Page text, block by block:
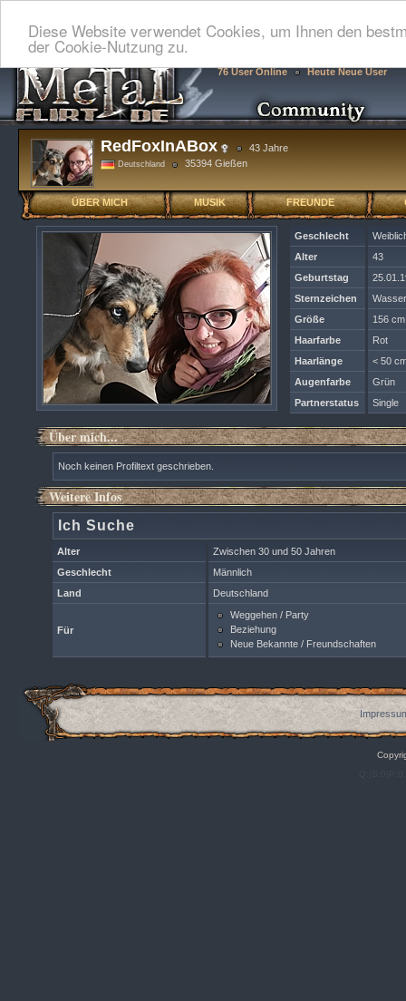
Diese Website verwendet Cookies, um Ihnen den
der Cookie-Nutzung zu.
76 User Online Heute Neue User
RedFoxInABox 43 Jahre
Deutschland 35394 Gießen
ÜBER MICH MUSIK FREUNDE
Geschlecht
Alter
43
Geburtstag
Sternzeichen
Größe
156 cm
Haarfarbe
Rot
Haarlänge
< 50
Augenfarbe
Grün
Partnerstatus
Single
Über mich...
Noch keinen Profiltext geschrieben.
Weitere Infos
Ich Suche
Alter
Zwischen 30 und 50 Jahren
Geschlecht
Männlich
Land
Deutschland
Für
Weggehen / Party
Beziehung
Neue Bekannte / Freundschaften